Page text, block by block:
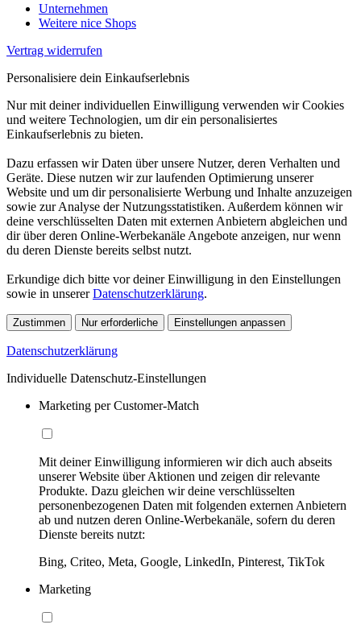
Unternehmen
Weitere nice Shops
Vertrag widerrufen
Personalisiere dein Einkaufserlebnis
Nur mit deiner individuellen Einwilligung verwenden wir Cookies
und weitere Technologien, um dir ein personalisiertes
Einkaufserlebnis zu bieten.
Dazu erfassen wir Daten über unsere Nutzer, deren Verhalten und
Geräte. Diese nutzen wir zur laufenden Optimierung unserer
Website und um dir personalisierte Werbung und Inhalte anzuzeigen
sowie zur Analyse der Nutzungsstatistiken. Außerdem können wir
deine verschlüsselten Daten mit externen Anbietern abgleichen und
dir über deren Online-Werbekanäle Angebote anzeigen, nur wenn
du deren Dienste bereits selbst nutzt.
Erkundige dich bitte vor deiner Einwilligung in den Einstellungen
sowie in unsererDatenschutzerklärung.
Zustimmen Nur erforderliche Einstellungen anpassen
Datenschutzerklärung
Individuelle Datenschutz-Einstellungen
Marketing per Customer-Match
Mit deiner Einwilligung informieren wir dich auch abseits
unserer Website über Aktionen und zeigen dir relevante
Produkte. Dazu gleichen wir deine verschlüsselten
personenbezogenen Daten mit folgenden externen Anbietern
ab und nutzen deren Online-Werbekanäle, sofern du deren
Dienste bereits nutzt:
Bing, Criteo, Meta, Google, LinkedIn, Pinterest, TikTok
Marketing